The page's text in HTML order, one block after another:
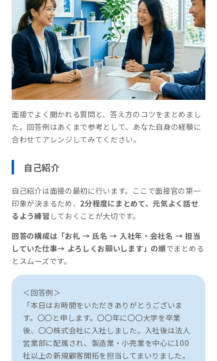
面接でよく聞かれる質問と、答え方のコツをまとめまし
た。回答例はあくまで参考として、あなた自身の経験に
合わせてアレンジしてみてください。
自己紹介
自己紹介は面接の最初に行います。ここで面接官の第一
印象が決まるため、 2分程度にまとめて、元気よく話せ
るよう練習しておくことが大切です。
回答の構成は「お礼 → 氏名 → 入社年・会社名 → 担当
していた仕事→ よろしくお願いします」の順でまとめる
とスムーズです。
＜回答例＞
「本日はお時間をいただきありがとうございま
す。〇〇と申します。〇〇年に〇〇大学を卒業
後、〇〇株式会社に入社しました。入社後は法人
営業部に配属され、製造業・小売業を中心に100
社以上の新規顧客開拓を担当してまいりました。